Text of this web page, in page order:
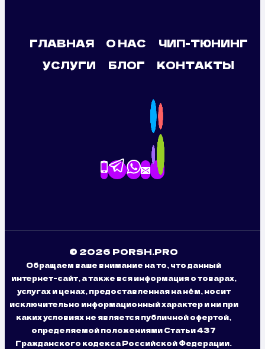
ГЛАВНАЯ О НАС
ЧИП-ТЮНИНГ
УСЛУГИ
БЛОГ КОНТАКТЫ
© 2026 PORSH.PRO
Обращаем ваше внимание на то, что данный
интернет-сайт, а также вся информация о товарах,
услугах и ценах, предоставленная на нём, носит
исключительно информационный характер и ни при
каких условиях не является публичной офертой,
определяемой положениями Статьи 437
Гражданского кодекса Российской Федерации.